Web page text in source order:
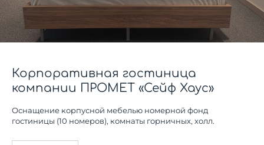
Корпоративная гостиница
компании ПРОМЕТ «Сейф Хаус»
Оснащение корпусной мебелью номерной фонд
гостиницы (10 номеров), комнаты горничных, холл.